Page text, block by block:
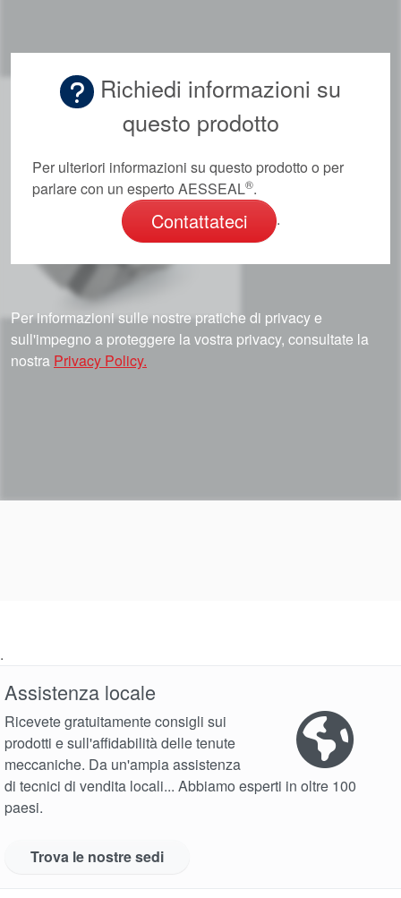
Richiedi informazioni su
questo prodotto
Per ulteriori informazioni su questo prodotto o per
parlare con un esperto AESSEAL®.
Contattateci .
Per informazioni sulle nostre pratiche di privacy e
sull'impegno a proteggere la vostra privacy, consultate la
nostra Privacy Policy.
.
Assistenza locale
Ricevete gratuitamente consigli sui
prodotti e sull'affidabilità delle tenute
meccaniche. Da un'ampia assistenza
di tecnici di vendita locali... Abbiamo esperti in oltre 100
paesi.
Trova le nostre sedi